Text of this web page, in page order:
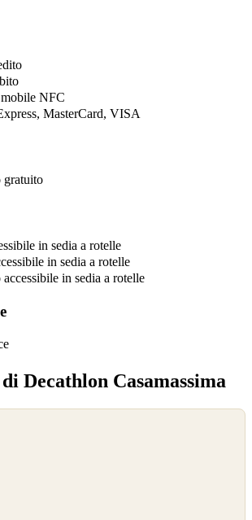
NFC
MasterCard, VISA
gratuito
in sedia a rotelle
in sedia a rotelle
accessibile in sedia a rotelle
Decathlon Casamassima